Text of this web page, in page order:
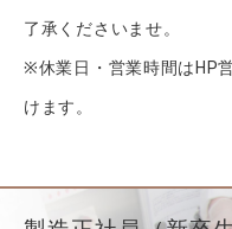
了承くださいませ。
※休業日・営業時間はHP
けます。